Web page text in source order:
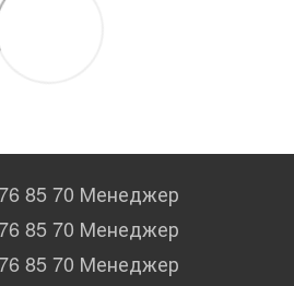
85 70 Менеджер
85 70 Менеджер
85 70 Менеджер